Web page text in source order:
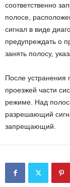
соответственно
полосе,
сигнал в виде
предупреждать о
занять полосу,
После устранения
проезжей части
режиме. Над
разрешающий
запрещающий.